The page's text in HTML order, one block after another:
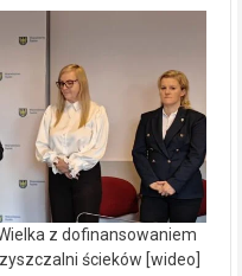
z dofinansowaniem
ścieków [wideo]